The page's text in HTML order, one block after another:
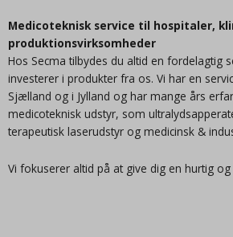
Medicoteknisk service til hospitaler,
produktionsvirksomheder
Hos Secma tilbydes du altid en fordelagtig
investerer i produkter fra os. Vi har en
Sjælland og i Jylland og har mange års
medicoteknisk udstyr, som
terapeutisk laserudstyr og medicinsk &
Vi fokuserer altid på at give dig en hurtig